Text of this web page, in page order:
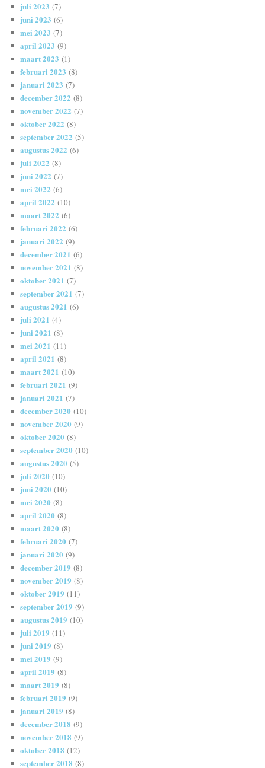
juli 2023 (7)
juni 2023 (6)
mei 2023 (7)
april 2023 (9)
maart 2023 (1)
februari 2023 (8)
januari 2023 (7)
december 2022 (8)
november 2022 (7)
oktober 2022 (8)
september 2022 (5)
augustus 2022 (6)
juli 2022 (8)
juni 2022 (7)
mei 2022 (6)
april 2022 (10)
maart 2022 (6)
februari 2022 (6)
januari 2022 (9)
december 2021 (6)
november 2021 (8)
oktober 2021 (7)
september 2021 (7)
augustus 2021 (6)
juli 2021 (4)
juni 2021 (8)
mei 2021 (11)
april 2021 (8)
maart 2021 (10)
februari 2021 (9)
januari 2021 (7)
december 2020 (10)
november 2020 (9)
oktober 2020 (8)
september 2020 (10)
augustus 2020 (5)
juli 2020 (10)
juni 2020 (10)
mei 2020 (8)
april 2020 (8)
maart 2020 (8)
februari 2020 (7)
januari 2020 (9)
december 2019 (8)
november 2019 (8)
oktober 2019 (11)
september 2019 (9)
augustus 2019 (10)
juli 2019 (11)
juni 2019 (8)
mei 2019 (9)
april 2019 (8)
maart 2019 (8)
februari 2019 (9)
januari 2019 (8)
december 2018 (9)
november 2018 (9)
oktober 2018 (12)
september 2018 (8)